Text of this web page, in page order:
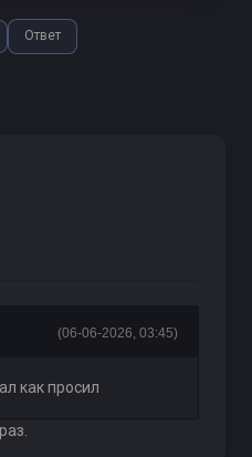
Ответ
(06-06-2026, 03:45)
как просил